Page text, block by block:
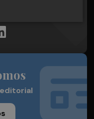
medio